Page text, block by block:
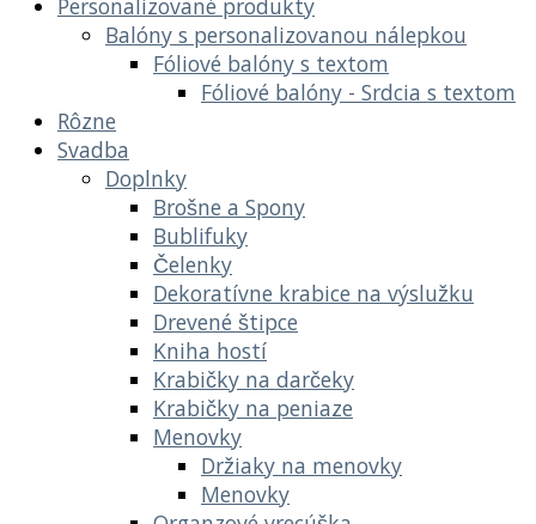
Balóny s personalizovanou nálepkou
Fóliové balóny s textom
Fóliové balóny - Srdcia s textom
Rôzne
Svadba
Doplnky
Brošne a Spony
Bublifuky
Čelenky
Dekoratívne krabice na výslužku
Drevené štipce
Kniha hostí
Krabičky na darčeky
Krabičky na peniaze
Menovky
Držiaky na menovky
Menovky